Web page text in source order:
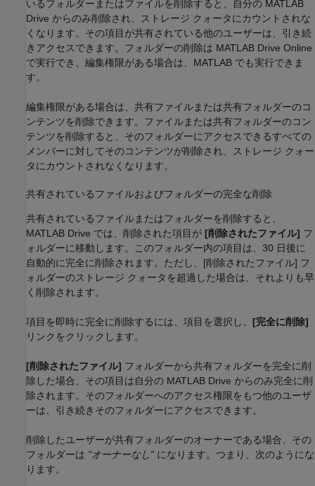
いるフォルダーまたはファイルを削除すると、自分の MATLAB
Drive からのみ削除され、ストレージ クォータにカウントされな
くなります。その項目が共有されている他のユーザーは、引き続
きアクセスできます。フォルダーの削除は MATLAB Drive Online
で実行でき、編集権限がある場合は、MATLAB でも実行できま
す。
編集権限がある場合は、共有ファイルまたは共有フォルダーのコ
ンテンツを削除できます。ファイルまたは共有フォルダーのコン
テンツを削除すると、そのフォルダーにアクセスできるすべての
メンバーに対してそのコンテンツが削除され、ストレージ クォー
タにカウントされなくなります。
共有されているファイルおよびフォルダーの完全な削除
共有されているファイルまたはフォルダーを削除すると、
MATLAB Drive では、削除された項目が [削除されたファイル] フ
ォルダーに移動します。このフォルダー内の項目は、30 日後に
自動的に完全に削除されます。ただし、[削除されたファイル] フ
ォルダーのストレージ クォータを超過した場合は、それよりも早
く削除されます。
項目を即時に完全に削除するには、項目を選択し、 [完全に削除]
リンクをクリックします。
[削除されたファイル] フォルダーから共有フォルダーを完全に削
除した場合、その項目は自分の MATLAB Drive からのみ完全に削
除されます。そのフォルダーへのアクセス権限をもつ他のユーザ
ーは、引き続きそのフォルダーにアクセスできます。
削除したユーザーが共有フォルダーのオーナーである場合、その
フォルダーは "オーナーなし"になります。つまり、次のようにな
ります。